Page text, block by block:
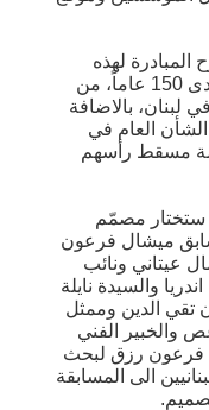
لهذه
الشركة العائلية التي تمكنت، على مدى 150 عاماً، من
لبنان، بالاضافة
العام في
مسقط رأسهم
ستختار مصمّم
ميشال فرعون
عيتاني ونائب
والسيدة نايلة
تقي الدين وممثل
والخبير الفني
فرعون رزق لبحث
الى المسابقة